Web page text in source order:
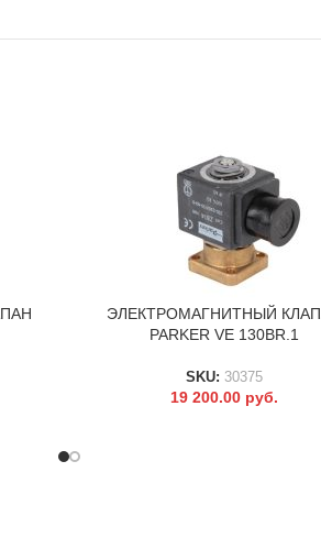
В КОРЗИНУ
ЭЛЕКТРОМАГНИТНЫЙ
PARKER VE 130BR.1
SKU: 30375
19 200.00 руб.